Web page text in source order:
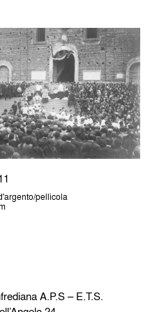
pellicola
A.P.S – E.T.S.